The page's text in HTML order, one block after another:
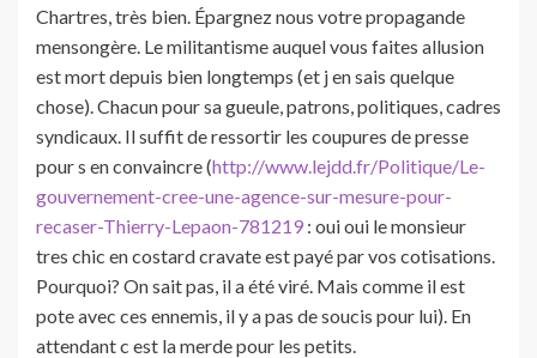
Chartres, très bien. Épargnez nous votre propagande
mensongère. Le militantisme auquel vous faites allusion
est mort depuis bien longtemps (et j en sais quelque
chose). Chacun pour sa gueule, patrons, politiques, cadres
syndicaux. Il suffit de ressortir les coupures de presse
pour s en convaincre (http://www.lejdd.fr/Politique/Le-
gouvernement-cree-une-agence-sur-mesure-pour-
recaser-Thierry-Lepaon-781219 : oui oui le monsieur
tres chic en costard cravate est payé par vos cotisations.
Pourquoi? On sait pas, il a été viré. Mais comme il est
pote avec ces ennemis, il y a pas de soucis pour lui). En
attendant c est la merde pour les petits.